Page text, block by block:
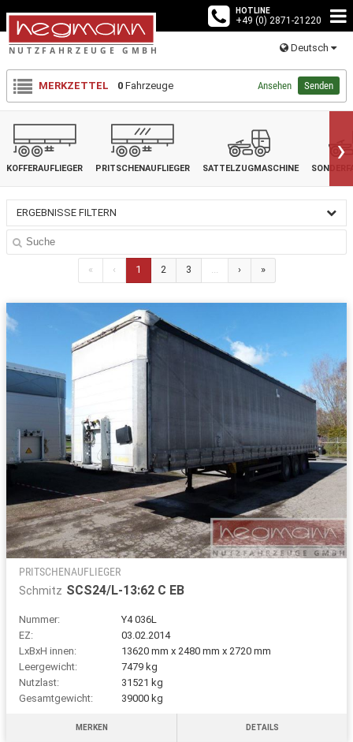
HOTLINE
+49 (0) 2871-21220
Deutsch
MERKZETTEL 0 Fahrzeuge Ansehen Senden
KOFFERAUFLIEGER PRITSCHENAUFLIEGER SATTELZUGMASCHINE ›
ERGEBNISSE FILTERN
« ‹ 1 2 3 ... › »
PRITSCHENAUFLIEGER
Schmitz SCS24/L-13:62 C EB
Nummer:
Y4 036L
EZ:
03.02.2014
LxBxH innen:
13620 mm x 2480 mm x 2720 mm
Leergewicht:
7479 kg
Nutzlast:
31521 kg
Gesamtgewicht:
39000 kg
MERKEN DETAILS